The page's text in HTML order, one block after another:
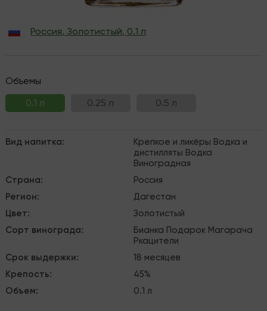
Россия, Золотистый, 0.1 л
Объемы
0.1 л
0.25 л 0.5 л
Вид напитка: Крепкое и ликёры Водка и
дистилляты Водка
Виноградная
Страна:
Россия
Регион:
Дагестан
Цвет:
Золотистый
Сорт винограда: Бианка Подарок Магарача
Ркацители
Срок выдержки:
18 месяцев
Крепость:
45%
Объем: 0.1 л